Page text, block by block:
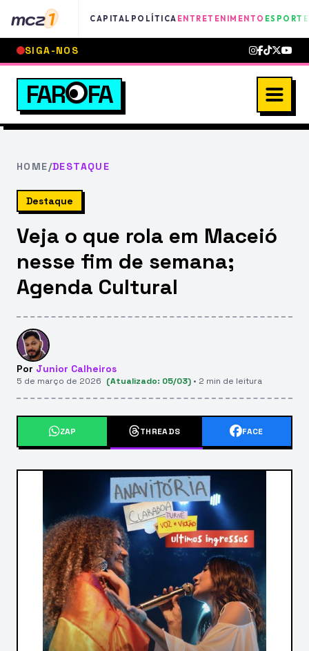
mcz1 CAPITAL POLÍTICA ENTRETENIMENTO
SIGA-NOS
FAR FA
HOME/DESTAQUE
Destaque
Veja o que rola em Maceió
nesse fim de semana;
Agenda Cultural
Por Junior Calheiros
5 de março de 2026 (Atualizado: 05/03) • 2 min de leitura
ZAP THREADS FACE